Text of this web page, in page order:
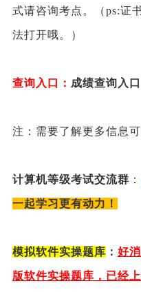
式请咨询考点。（ps:证
法打开哦。）
查询入口： 成绩查询入口
注：需要了解更多信息可
计算机等级考试交流群 ：
一起学习更有动力！
模拟软件实操题库 ： 好
版软件实操题库，已经